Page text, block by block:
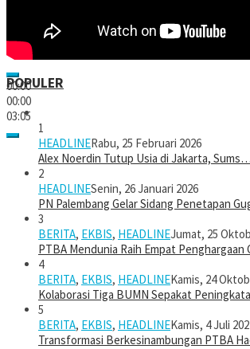
00:00
00:00
03:05
POPULER
1
HEADLINERabu, 25 Februari 2026
Alex Noerdin Tutup Usia di Jakarta, Sums…
2
HEADLINESenin, 26 Januari 2026
PN Palembang Gelar Sidang Penetapan
3
BERITA, EKBIS, HEADLINEJumat, 25
PTBA Mendunia Raih Empat Penghargaan
4
BERITA, EKBIS, HEADLINEKamis, 24
Kolaborasi Tiga BUMN Sepakat
5
BERITA, EKBIS, HEADLINEKamis, 4 Juli
Transformasi Berkesinambungan PTBA